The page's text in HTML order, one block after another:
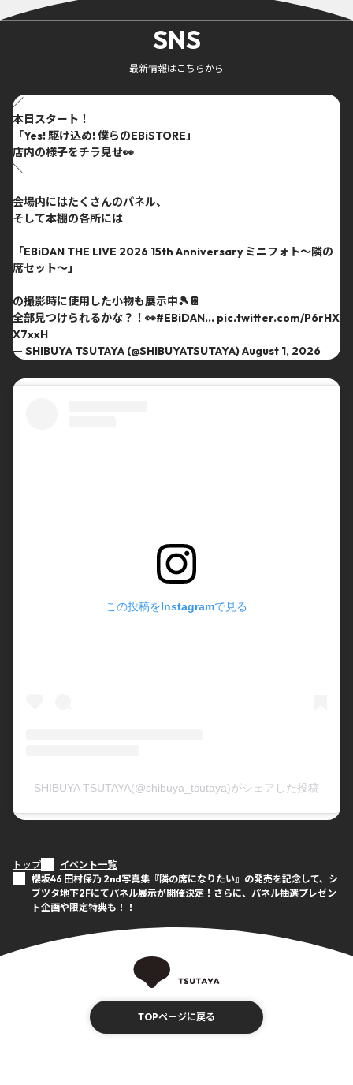
トップ
イベント一覧
櫻坂46 田村保乃 2nd写真集『隣の席になりたい』の発売を記念して、シ
ブツタ地下2Fにてパネル展示が開催決定！さらに、パネル抽選プレゼン
ト企画や限定特典も！！
SNS
最新情報はこちらから
／
本日スタート！
「Yes! 駆け込め! 僕らのEBiSTORE」
店内の様子をチラ見せ👀
＼
会場内にはたくさんのパネル、
そして本棚の各所には
「EBiDAN THE LIVE 2026 15th Anniversary ミニフォト〜隣の
席セット〜」
の撮影時に使用した小物も展示中🎾📔
全部見つけられるかな？！👀#EBiDAN… pic.twitter.com/P6rHX
X7xxH
— SHIBUYA TSUTAYA (@SHIBUYATSUTAYA)August 1, 2026
この投稿をInstagramで見る
SHIBUYA TSUTAYA(@shibuya_tsutaya)がシェアした投稿
TOPページに戻る